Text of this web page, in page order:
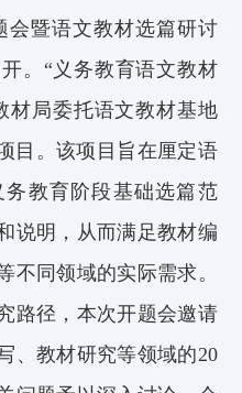
会暨语文教材选篇研讨
。 “义务教育语文教材
材局委托语文教材基地
目。该项目旨在厘定语
教育阶段基础选篇范
说明 ， 从而满足教材编
不同领域的实际需求。
路径，本次开题会邀请
、教材研究等领域的20